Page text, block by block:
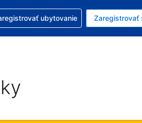
máte zvolenú menu Americký
máte zvolený jazyk V
pomoc s rezerváciou
ubytovanie Zaregistrovať